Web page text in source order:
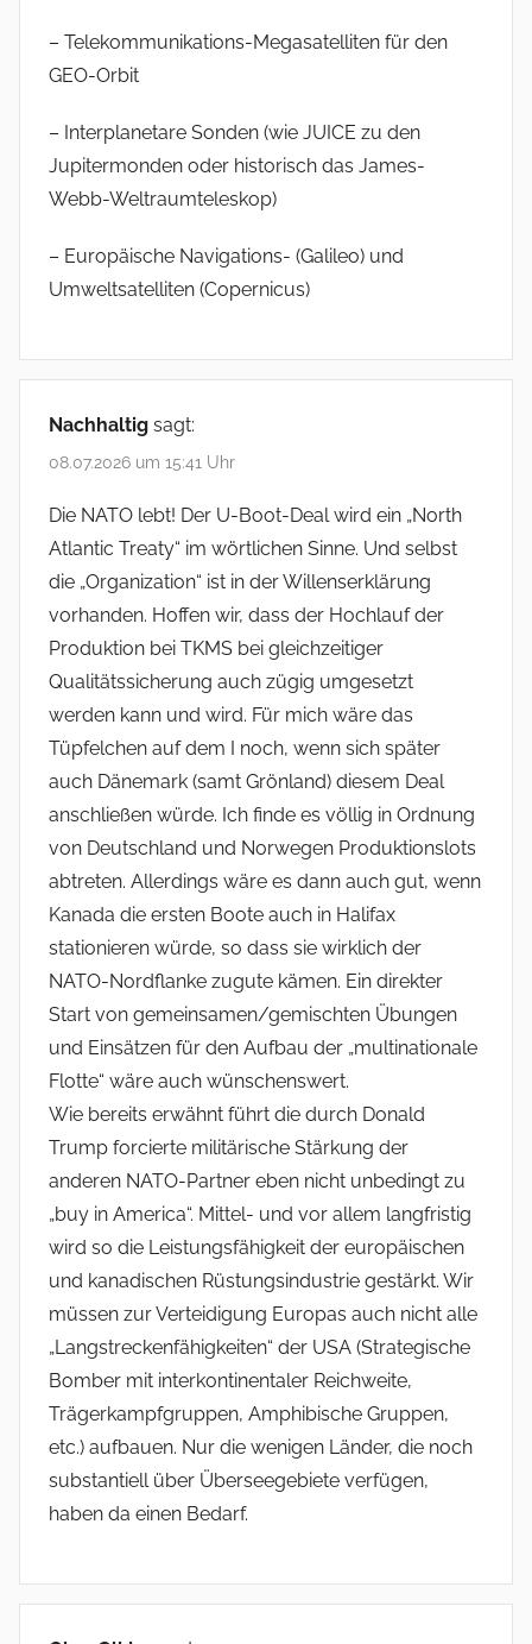
– Telekommunikations-Megasatelliten für den
GEO-Orbit
– Interplanetare Sonden (wie JUICE zu den
Jupitermonden oder historisch das James-
Webb-Weltraumteleskop)
– Europäische Navigations- (Galileo) und
Umweltsatelliten (Copernicus)
Nachhaltig sagt:
08.07.2026 um 15:41 Uhr
Die NATO lebt! Der U-Boot-Deal wird ein „North
Atlantic Treaty“ im wörtlichen Sinne. Und selbst
die „Organization“ ist in der Willenserklärung
vorhanden. Hoffen wir, dass der Hochlauf der
Produktion bei TKMS bei gleichzeitiger
Qualitätssicherung auch zügig umgesetzt
werden kann und wird. Für mich wäre das
Tüpfelchen auf dem I noch, wenn sich später
auch Dänemark (samt Grönland) diesem Deal
anschließen würde. Ich finde es völlig in Ordnung
von Deutschland und Norwegen Produktionslots
abtreten. Allerdings wäre es dann auch gut, wenn
Kanada die ersten Boote auch in Halifax
stationieren würde, so dass sie wirklich der
NATO-Nordflanke zugute kämen. Ein direkter
Start von gemeinsamen/gemischten Übungen
und Einsätzen für den Aufbau der „multinationale
Flotte“ wäre auch wünschenswert.
Wie bereits erwähnt führt die durch Donald
Trump forcierte militärische Stärkung der
anderen NATO-Partner eben nicht unbedingt zu
„buy in America“. Mittel- und vor allem langfristig
wird so die Leistungsfähigkeit der europäischen
und kanadischen Rüstungsindustrie gestärkt. Wir
müssen zur Verteidigung Europas auch nicht alle
„Langstreckenfähigkeiten“ der USA (Strategische
Bomber mit interkontinentaler Reichweite,
Trägerkampfgruppen, Amphibische Gruppen,
etc.) aufbauen. Nur die wenigen Länder, die noch
substantiell über Überseegebiete verfügen,
haben da einen Bedarf.